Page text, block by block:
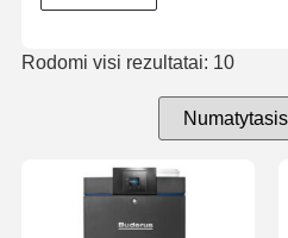
Rodomi visi rezultatai: 10